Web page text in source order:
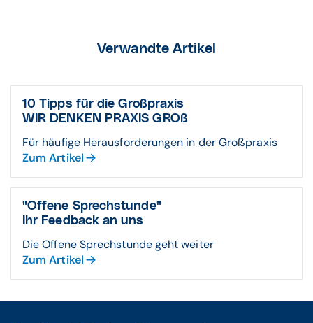
Verwandte Artikel
10 Tipps für die Großpraxis
WIR DENKEN PRAXIS GROß
Für häufige Herausforderungen in der Großpraxis
Zum Artikel
"Offene Sprechstunde"
Ihr Feedback an uns
Die Offene Sprechstunde geht weiter
Zum Artikel